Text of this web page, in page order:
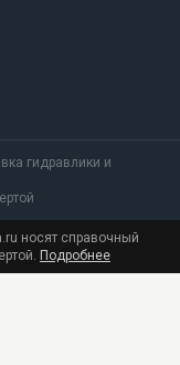
гидравлики и
носят справочный
Подробнее